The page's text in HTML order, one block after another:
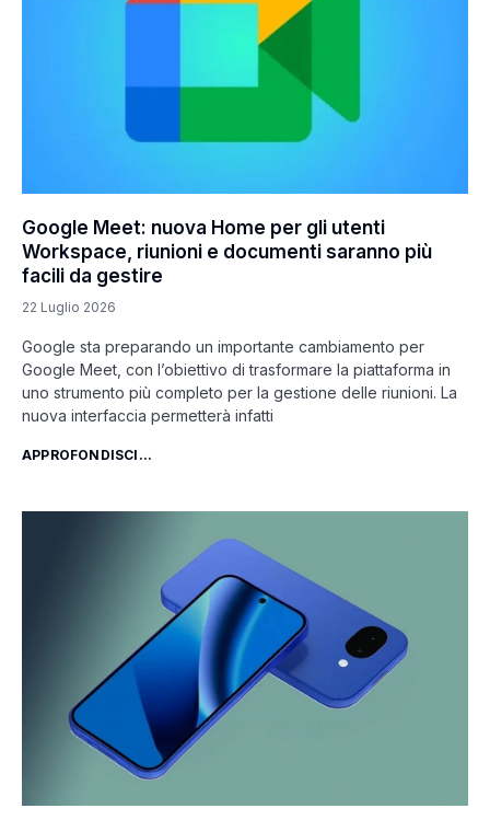
Google Meet: nuova Home per gli utenti
Workspace, riunioni e documenti saranno più
facili da gestire
22 Luglio 2026
Google sta preparando un importante cambiamento per
Google Meet, con l’obiettivo di trasformare la piattaforma in
uno strumento più completo per la gestione delle riunioni. La
nuova interfaccia permetterà infatti
APPROFONDISCI...